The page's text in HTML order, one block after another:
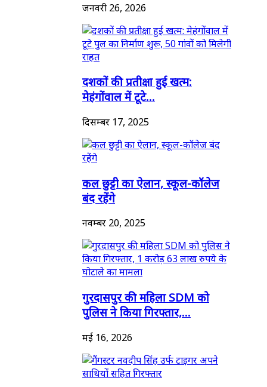
जनवरी 26, 2026
दशकों की प्रतीक्षा हुई खत्म:
मेहंगोंवाल में टूटे...
दिसम्बर 17, 2025
कल छुट्टी का ऐलान, स्कूल-कॉलेज
बंद रहेंगे
नवम्बर 20, 2025
गुरदासपुर की महिला SDM को
पुलिस ने किया गिरफ्तार,...
मई 16, 2026